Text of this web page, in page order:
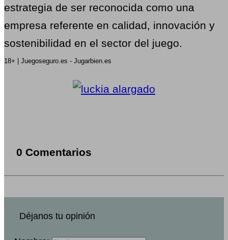
estrategia de ser reconocida como una
empresa referente en calidad, innovación y
sostenibilidad en el sector del juego.
18+ | Juegoseguro.es - Jugarbien.es
0 Comentarios
Déjanos tu opinión